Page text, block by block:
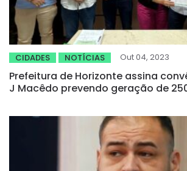
CIDADES NOTÍCIAS Out 04, 2023
Prefeitura de Horizonte assina
J Macêdo prevendo geração de